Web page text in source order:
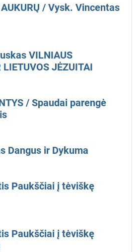
/ Vysk. Vincentas
VILNIAUS
JĖZUITAI
/ Spaudai parengė
Dangus ir Dykuma
Paukščiai į tėviškę
Paukščiai į tėviškę